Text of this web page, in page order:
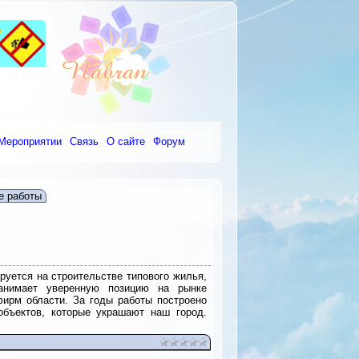
Связь О сайте Форум
работы
на строительстве типового жилья,
уверенную позицию на рынке
области. За годы работы построено
которые украшают наш город.